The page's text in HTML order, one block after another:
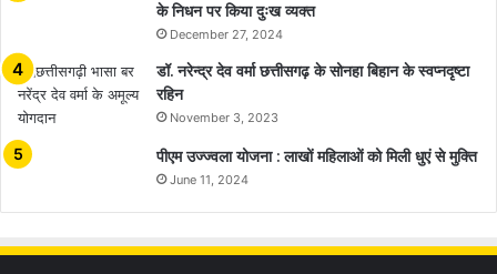
के निधन पर किया दुःख व्यक्त
December 27, 2024
डॉ. नरेन्द्र देव वर्मा छत्तीसगढ़ के सोनहा बिहान के स्वप्नदृष्टा
रहिन
November 3, 2023
पीएम उज्ज्वला योजना : लाखों महिलाओं को मिली धुएं से मुक्ति
June 11, 2024